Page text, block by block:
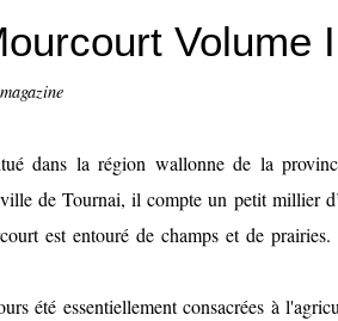
Volume
dans la région wallonne de la
de Tournai, il compte un petit millier
est entouré de champs et de
été essentiellement consacrées à